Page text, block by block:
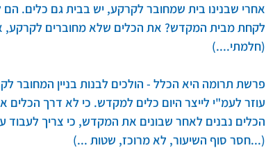
אחרי שבנינו בית שמחובר לקרקע, יש בבית גם כלים.
לקחת מבית המקדש? את הכלים שלא מחוברים לקרקע,
(חלמתי....)
פרשת תרומה היא הכלל - הולכים לבנות בניין המחובר
עוזר לעמ"י לייצר היום כלים למקדש. כי לא דרך
הכלים נבנים לאחר שבונים את המקדש, כי צריך
(...חסר סוף השיעור, לא מרוכז, שטות ...)